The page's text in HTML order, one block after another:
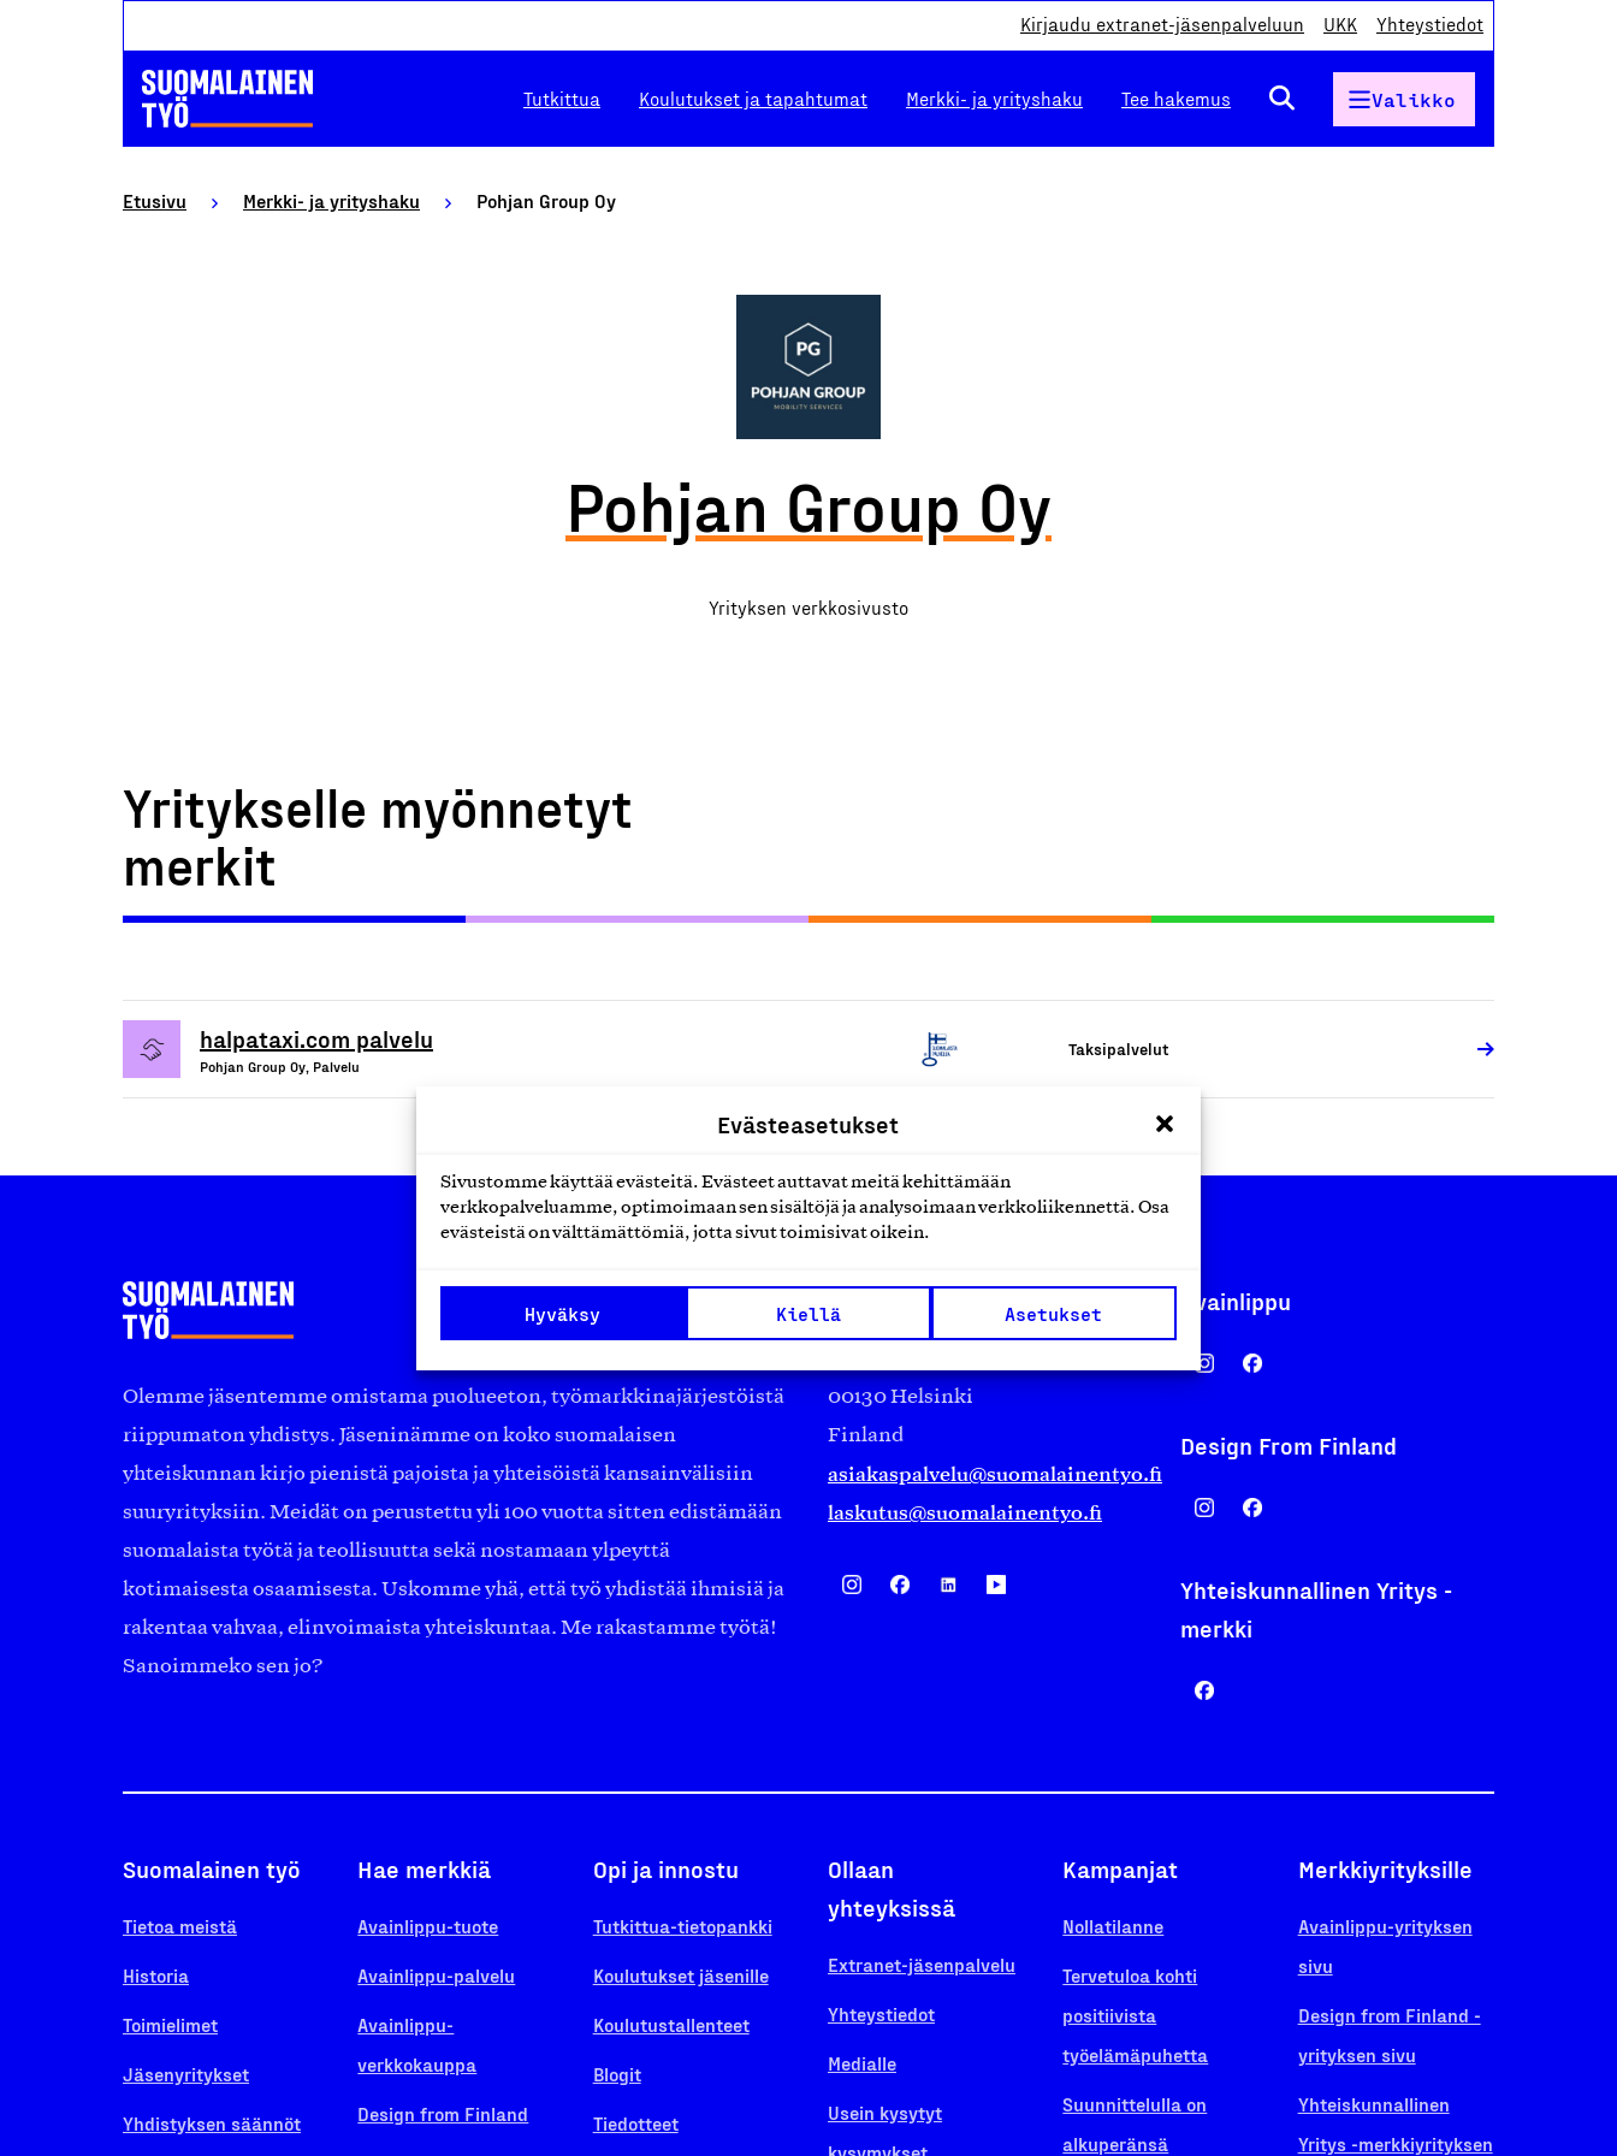
Evästeasetukset
Sivustomme käyttää evästeitä. Evästeet auttavat meitä kehittämään
verkkopalveluamme, optimoimaan sen sisältöjä ja analysoimaan verkkoliikennettä. Osa
evästeistä on välttämättömiä, jotta sivut toimisivat oikein.
Hyväksy Kiellä Asetukset
Kirjaudu extranet-jäsenpalveluun UKK Yhteystiedot
Tutkittua Koulutukset ja tapahtumat Merkki- ja yrityshaku Tee hakemus Valikko
Etusivu Merkki- ja yrityshaku Pohjan Group Oy
Pohjan Group Oy
Yrityksen verkkosivusto
Yritykselle myönnetyt
merkit
halpataxi.com palvelu
Pohjan Group Oy, Palvelu
Taksipalvelut
Olemme jäsentemme omistama puolueeton, työmarkkinajärjestöistä
riippumaton yhdistys. Jäseninämme on koko suomalaisen
yhteiskunnan kirjo pienistä pajoista ja yhteisöistä kansainvälisiin
suuryrityksiin. Meidät on perustettu yli 100 vuotta sitten edistämään
suomalaista työtä ja teollisuutta sekä nostamaan ylpeyttä
kotimaisesta osaamisesta. Uskomme yhä, että työ yhdistää ihmisiä ja
rakentaa vahvaa, elinvoimaista yhteiskuntaa. Me rakastamme työtä!
Sanoimmeko sen jo?
Suomalainen työ ry
00130 Helsinki
Finland
asiakaspalvelu@suomalainentyo.fi
laskutus@suomalainentyo.fi
Avainlippu
Design From Finland
Yhteiskunnallinen Yritys -
merkki
Suomalainen työ
Tietoa meistä
Historia
Toimielimet
Jäsenyritykset
Yhdistyksen säännöt
Hae merkkiä
Avainlippu-tuote
Avainlippu-palvelu
Avainlippu-
verkkokauppa
Design from Finland
Opi ja innostu
Tutkittua-tietopankki
Koulutukset jäsenille
Koulutustallenteet
Blogit
Tiedotteet
Ollaan
yhteyksissä
Extranet-jäsenpalvelu
Yhteystiedot
Medialle
Usein kysytyt
Kampanjat
Nollatilanne
Tervetuloa kohti
positiivista
työelämäpuhetta
Suunnittelulla on
alkuperänsä
Merkkiyrityksille
Avainlippu-yrityksen
sivu
Design from Finland -
yrityksen sivu
Yhteiskunnallinen
Yritys -merkkiyrityksen